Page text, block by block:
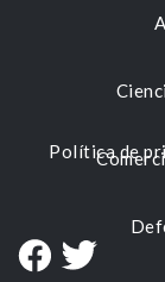
Política de